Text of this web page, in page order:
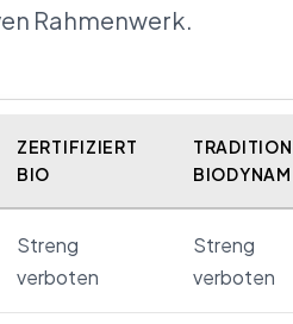
Rahmenwerk.
ZERTIFIZIERT
BIO
Streng
verboten
Streng
verboten